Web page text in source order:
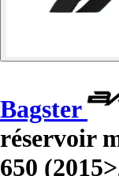
Bagster
réservoir
650